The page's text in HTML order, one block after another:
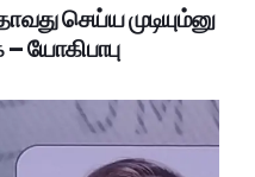
செய்ய முடியும்னு
யோகிபாபு